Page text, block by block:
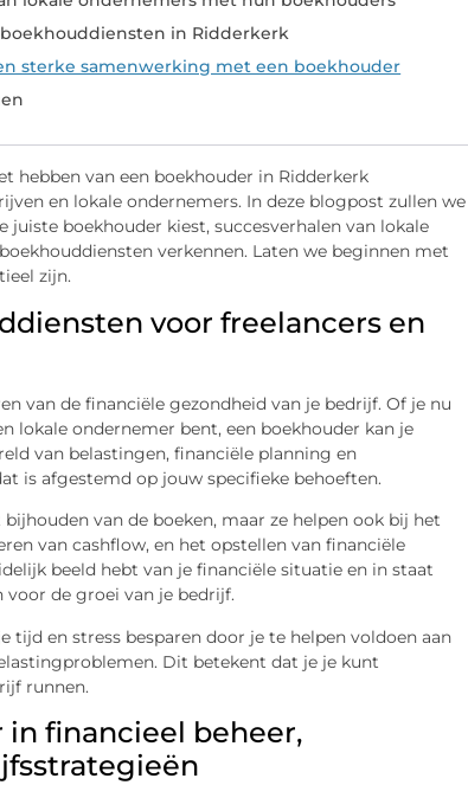
in Ridderkerk
sterke samenwerking met een boekhouder
hebben van een boekhouder in Ridderkerk
en lokale ondernemers. In deze blogpost zullen we
juiste boekhouder kiest, succesverhalen van lokale
verkennen. Laten we beginnen met
zijn.
voor freelancers en
van de financiële gezondheid van je bedrijf. Of je nu
lokale ondernemer bent, een boekhouder kan je
van belastingen, financiële planning en
is afgestemd op jouw specifieke behoeften.
van de boeken, maar ze helpen ook bij het
van cashflow, en het opstellen van financiële
beeld hebt van je financiële situatie en in staat
de groei van je bedrijf.
tijd en stress besparen door je te helpen voldoen aan
Dit betekent dat je je kunt
runnen.
in financieel beheer,